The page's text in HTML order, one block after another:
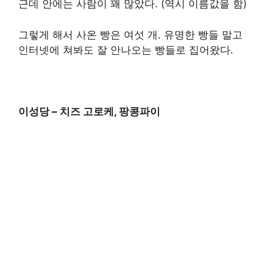
근데 안에는 사람이 꽤 많았다. (역시 이름값을 함)
그렇게 해서 사온 빵은 여섯 개. 유명한 빵들 말고
인터넷에 쳐봐도 잘 안나오는 빵들로 집어왔다.
이성당 – 치즈 고로케, 팡콩파이